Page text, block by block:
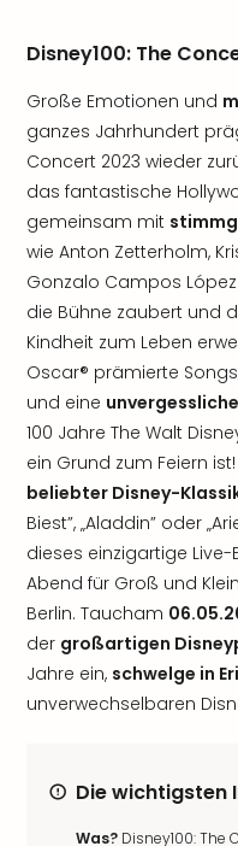
Disney100: The
Große Emotionen und
ganzes Jahrhundert
Concert 2023 wieder
das fantastische
gemeinsam mit
wie Anton Zetterholm,
Gonzalo Campos
die Bühne zaubert und
Kindheit zum Leben
Oscar® prämierte
und eine
100 Jahre The Walt
ein Grund zum Feiern
beliebter Disney-
Biest”, „Aladdin” oder
dieses einzigartige
Abend für Groß und
Berlin. Taucham
der großartigen
Jahre ein, schwelge in
unverwechselbaren
Die wichtigsten
Was? Disney100: